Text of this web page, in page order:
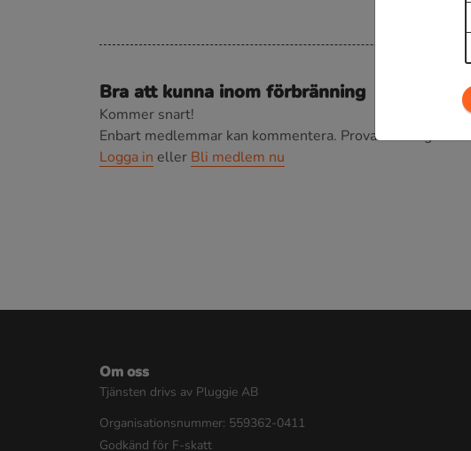
Bra att kunna inom förbränning
Kommer snart!
Enbart medlemmar kan kommentera. Prova i 30 dagar för
Logga in eller Bli medlem nu
Om oss
Tjänsten drivs av Pluggie AB
Organisationsnummer: 559362-0411
Godkänd för F-skatt